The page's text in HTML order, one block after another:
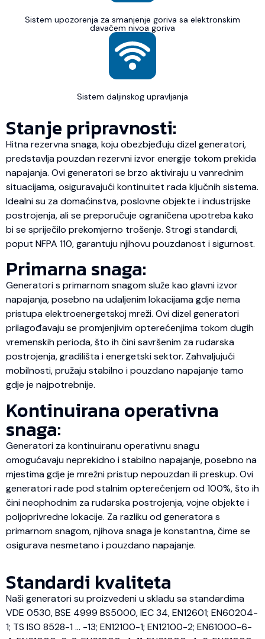
Sistem upozorenja za smanjenje goriva sa elektronskim
davačem nivoa goriva
Sistem daljinskog upravljanja
Stanje pripravnosti:
Hitna rezervna snaga, koju obezbjeđuju dizel generatori,
predstavlja pouzdan rezervni izvor energije tokom prekida
napajanja. Ovi generatori se brzo aktiviraju u vanrednim
situacijama, osiguravajući kontinuitet rada ključnih sistema.
Idealni su za domaćinstva, poslovne objekte i industrijske
postrojenja, ali se preporučuje ograničena upotreba kako
bi se spriječilo prekomjerno trošenje. Strogi standardi,
poput NFPA 110, garantuju njihovu pouzdanost i sigurnost.
Primarna snaga:
Generatori s primarnom snagom služe kao glavni izvor
napajanja, posebno na udaljenim lokacijama gdje nema
pristupa elektroenergetskoj mreži. Ovi dizel generatori
prilagođavaju se promjenjivim opterećenjima tokom dugih
vremenskih perioda, što ih čini savršenim za rudarska
postrojenja, gradilišta i energetski sektor. Zahvaljujući
mobilnosti, pružaju stabilno i pouzdano napajanje tamo
gdje je najpotrebnije.
Kontinuirana operativna
snaga:
Generatori za kontinuiranu operativnu snagu
omogućavaju neprekidno i stabilno napajanje, posebno na
mjestima gdje je mrežni pristup nepouzdan ili preskup. Ovi
generatori rade pod stalnim opterećenjem od 100%, što ih
čini neophodnim za rudarska postrojenja, vojne objekte i
poljoprivredne lokacije. Za razliku od generatora s
primarnom snagom, njihova snaga je konstantna, čime se
osigurava nesmetano i pouzdano napajanje.
Standardi kvaliteta
Naši generatori su proizvedeni u skladu sa standardima
VDE 0530, BSE 4999 BS5000, IEC 34, EN12601; EN60204-
1; TS ISO 8528-1 … -13; EN12100-1; EN12100-2; EN61000-6-